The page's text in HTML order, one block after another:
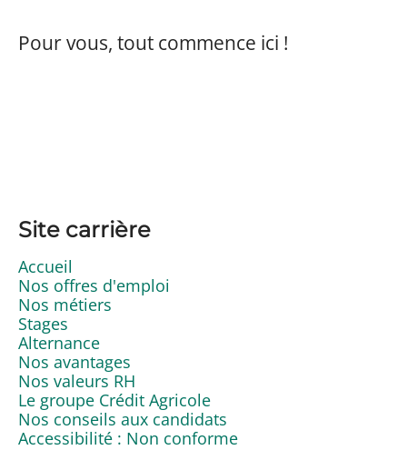
Pour vous, tout commence ici !
Site carrière
Accueil
Nos offres d'emploi
Nos métiers
Stages
Alternance
Nos avantages
Nos valeurs RH
Le groupe Crédit Agricole
Nos conseils aux candidats
Accessibilité : Non conforme